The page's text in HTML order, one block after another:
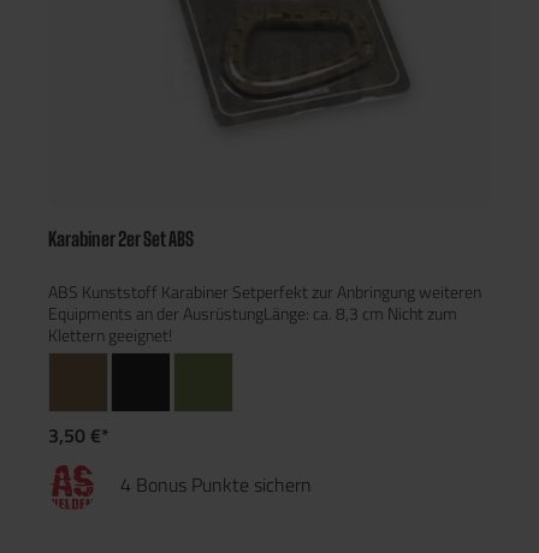
Karabiner 2er Set ABS
ABS Kunststoff Karabiner Setperfekt zur Anbringung weiteren
Equipments an der AusrüstungLänge: ca. 8,3 cm Nicht zum
Klettern geeignet!
3,50 €*
4 Bonus Punkte sichern